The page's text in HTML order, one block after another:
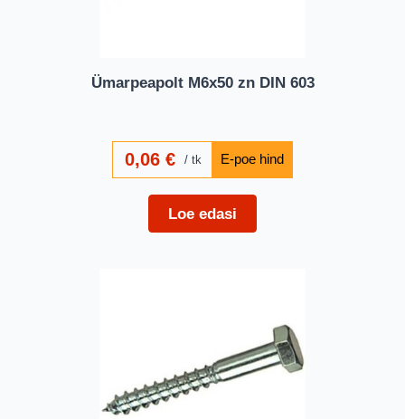
Ümarpeapolt M6x50 zn DIN 603
0,06€ tk
Loe edasi